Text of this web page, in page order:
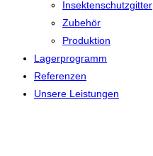
Insektenschutzgitter
Zubehör
Produktion
Lagerprogramm
Referenzen
Unsere Leistungen